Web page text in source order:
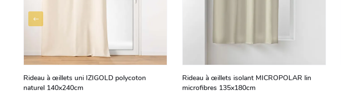
Rideau à œillets uni IZIGOLD polycoton
naturel 140x240cm
Rideau à œillets isolant MICROPOLAR lin
microfibres 135x180cm